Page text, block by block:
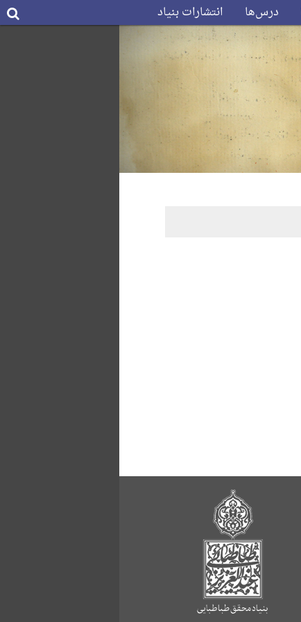
درس‌ها انتشارات بنیاد